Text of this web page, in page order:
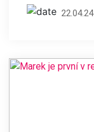
22.04.24